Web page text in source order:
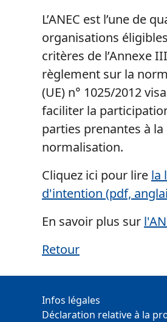
L’ANEC est l’une de
organisations
critères de l’Annexe
règlement sur la
(UE) n° 1025/2012
faciliter la
parties prenantes à la
normalisation.
Cliquez ici pour lire la
d'intention (pdf,
En savoir plus sur
Retour
Infos légales
Déclaration relative à la